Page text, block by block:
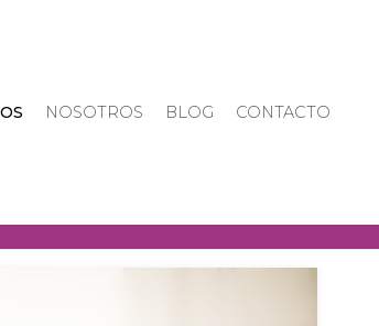
NOSOTROS BLOG CONTACTO